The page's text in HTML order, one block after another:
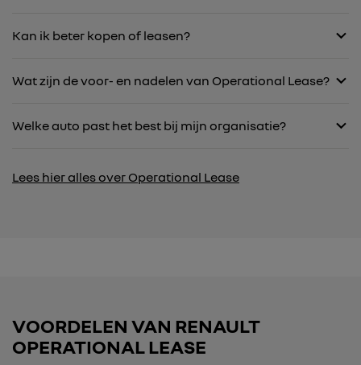
Kan ik beter kopen of leasen?
Wat zijn de voor- en nadelen van Operational Lease?
Welke auto past het best bij mijn organisatie?
Lees hier alles over Operational Lease
VOORDELEN VAN RENAULT
OPERATIONAL LEASE